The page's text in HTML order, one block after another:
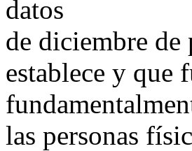
de diciembre de
establece y que
las personas